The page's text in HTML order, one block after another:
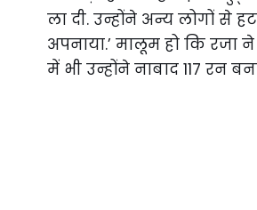
ला दी. उन्होंने अन्य लोगों से
अपनाया.’ मालूम हो कि रजा
में भी उन्होंने नाबाद 117 रन